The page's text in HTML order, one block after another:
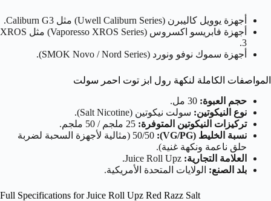
أجهزة يوويل كاليبرن (Uwell Caliburn Series) مثل Caliburn G3.
أجهزة فابريسو اكسروس (Vaporesso XROS Series) مثل XROS
3.
أجهزة سموك نوفو ونورد (SMOK Novo / Nord Series).
المواصفات الكاملة لنكهة رول ابز توت احمر سولت
حجم العبوة:
نوع النيكوتين: سولت نيكوتين (Salt Nicotine).
تركيزات النيكوتين المتوفرة:
نسبة الخليط (VG/PG):
50/50 (مثالية لأجهزة السحبة لضربة
حلق ناعمة ونكهة غنية).
العلامة التجارية:
بلد الصنع: الولايات المتحدة الأمريكية.
Full Specifications for Juice Roll Upz Red Razz Salt